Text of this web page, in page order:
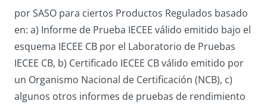
por SASO para ciertos Productos Regulados basado
en: a) Informe de Prueba IECEE válido emitido bajo el
esquema IECEE CB por el Laboratorio de Pruebas
IECEE CB, b) Certificado IECEE CB válido emitido por
un Organismo Nacional de Certificación (NCB), c)
algunos otros informes de pruebas de rendimiento